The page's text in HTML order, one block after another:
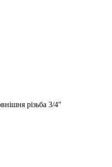
різьба 3/4"